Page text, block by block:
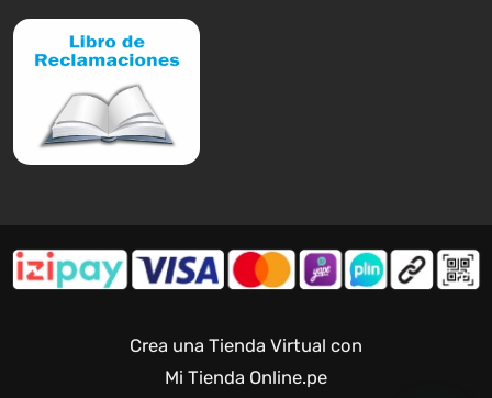
Crea una Tienda Virtual con
Mi Tienda Online.pe